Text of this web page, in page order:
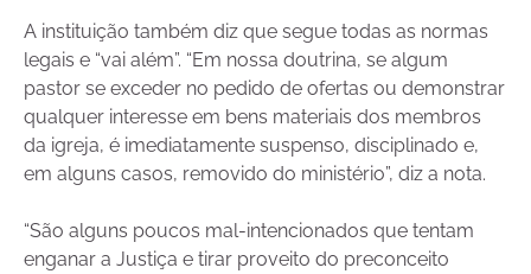
A instituição também diz que segue todas as normas
legais e “vai além”. “Em nossa doutrina, se algum
pastor se exceder no pedido de ofertas ou demonstrar
qualquer interesse em bens materiais dos membros
da igreja, é imediatamente suspenso, disciplinado e,
em alguns casos, removido do ministério”, diz a nota.
“São alguns poucos mal-intencionados que tentam
enganar a Justiça e tirar proveito do preconceito